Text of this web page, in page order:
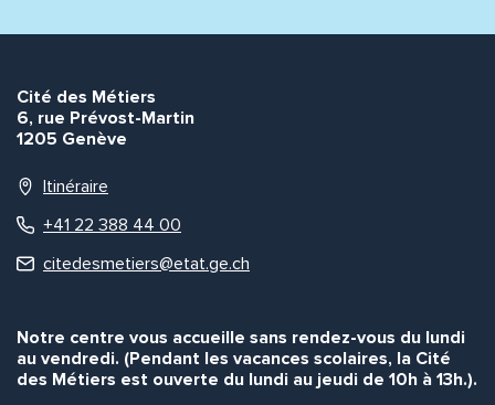
Cité des Métiers
6, rue Prévost-Martin
1205 Genève
Itinéraire
+41 22 388 44 00
citedesmetiers@etat.ge.ch
Notre centre vous accueille sans rendez-vous du lundi
au vendredi. (Pendant les vacances scolaires, la Cité
des Métiers est ouverte du lundi au jeudi de 10h à 13h.).